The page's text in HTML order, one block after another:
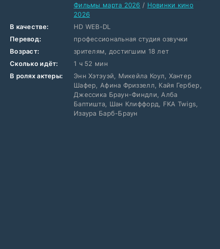
Фильмы марта 2026 / Новинки кино
2026
В качестве:
HD WEB-DL
Перевод:
профессиональная студия озвучки
Возраст:
зрителям, достигшим 18 лет
Сколько идёт:
1 ч 52 мин
В ролях актеры:
Энн Хэтэуэй, Микейла Коул, Хантер
Шафер, Афина Фриззелл, Кайя Гербер,
Джессика Браун-Финдли, Алба
Баптишта, Шан Клиффорд, FKA Twigs,
Изаура Барб-Браун